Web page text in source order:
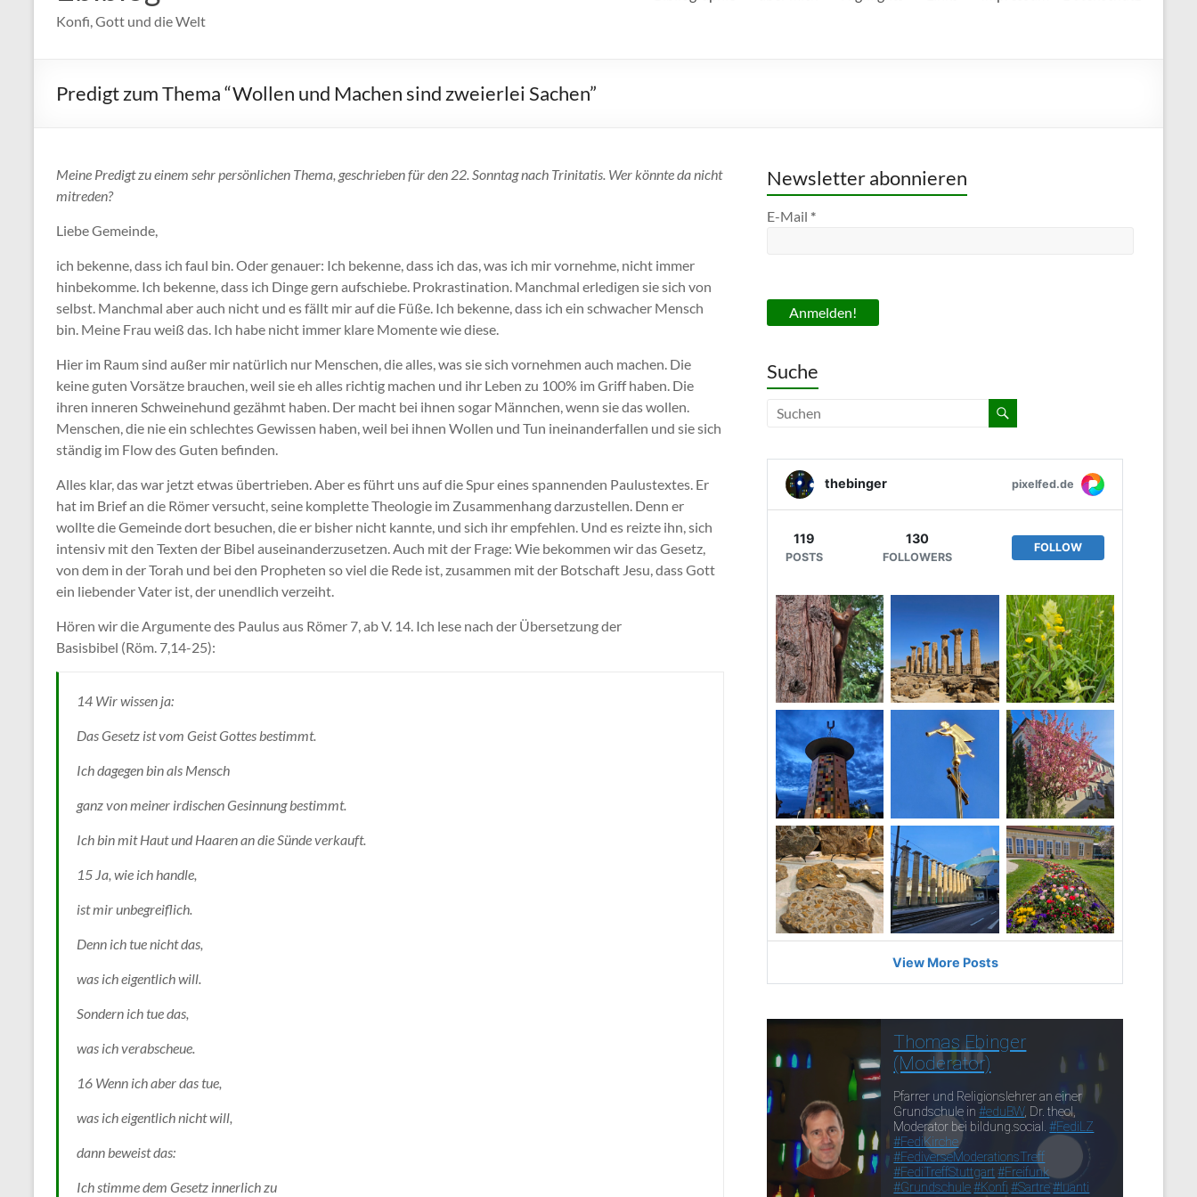
Konfi, Gott und die Welt
Predigt zum Thema “Wollen und Machen sind zweierlei Sachen”
Meine Predigt zu einem sehr persönlichen Thema, geschrieben für den 22. Sonntag nach Trinitatis. Wer könnte da nicht
mitreden?
Liebe Gemeinde,
ich bekenne, dass ich faul bin. Oder genauer: Ich bekenne, dass ich das, was ich mir vornehme, nicht immer
hinbekomme. Ich bekenne, dass ich Dinge gern aufschiebe. Prokrastination. Manchmal erledigen sie sich von
selbst. Manchmal aber auch nicht und es fällt mir auf die Füße. Ich bekenne, dass ich ein schwacher Mensch
bin. Meine Frau weiß das. Ich habe nicht immer klare Momente wie diese.
Hier im Raum sind außer mir natürlich nur Menschen, die alles, was sie sich vornehmen auch machen. Die
keine guten Vorsätze brauchen, weil sie eh alles richtig machen und ihr Leben zu 100% im Griff haben. Die
ihren inneren Schweinehund gezähmt haben. Der macht bei ihnen sogar Männchen, wenn sie das wollen.
Menschen, die nie ein schlechtes Gewissen haben, weil bei ihnen Wollen und Tun ineinanderfallen und sie sich
ständig im Flow des Guten befinden.
Alles klar, das war jetzt etwas übertrieben. Aber es führt uns auf die Spur eines spannenden Paulustextes. Er
hat im Brief an die Römer versucht, seine komplette Theologie im Zusammenhang darzustellen. Denn er
wollte die Gemeinde dort besuchen, die er bisher nicht kannte, und sich ihr empfehlen. Und es reizte ihn, sich
intensiv mit den Texten der Bibel auseinanderzusetzen. Auch mit der Frage: Wie bekommen wir das Gesetz,
von dem in der Torah und bei den Propheten so viel die Rede ist, zusammen mit der Botschaft Jesu, dass Gott
ein liebender Vater ist, der unendlich verzeiht.
Hören wir die Argumente des Paulus aus Römer 7, ab V. 14. Ich lese nach der Übersetzung der
Basisbibel (Röm. 7,14-25):
14 Wir wissen ja:
Das Gesetz ist vom Geist Gottes bestimmt.
Ich dagegen bin als Mensch
ganz von meiner irdischen Gesinnung bestimmt.
Ich bin mit Haut und Haaren an die Sünde verkauft.
15 Ja, wie ich handle,
ist mir unbegreiflich.
Denn ich tue nicht das,
was ich eigentlich will.
Sondern ich tue das,
was ich verabscheue.
16 Wenn ich aber das tue,
was ich eigentlich nicht will,
dann beweist das:
Ich stimme dem Gesetz innerlich zu
Newsletter abonnieren
E-Mail *
Suche